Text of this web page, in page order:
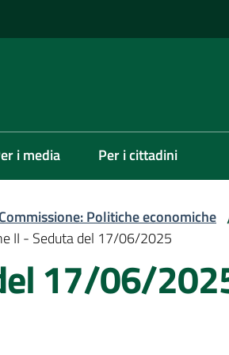
i media Per i cittadini
Politiche economiche
II - Seduta del 17/06/2025
17/06/